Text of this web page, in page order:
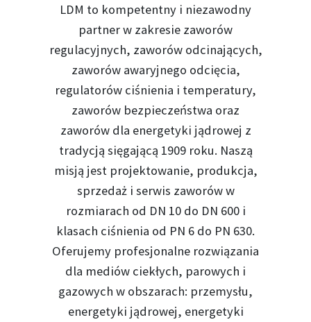
LDM to kompetentny i niezawodny
partner w zakresie zaworów
regulacyjnych, zaworów odcinających,
zaworów awaryjnego odcięcia,
regulatorów ciśnienia i temperatury,
zaworów bezpieczeństwa oraz
zaworów dla energetyki jądrowej z
tradycją sięgającą 1909 roku. Naszą
misją jest projektowanie, produkcja,
sprzedaż i serwis zaworów w
rozmiarach od DN 10 do DN 600 i
klasach ciśnienia od PN 6 do PN 630.
Oferujemy profesjonalne rozwiązania
dla mediów ciekłych, parowych i
gazowych w obszarach: przemysłu,
energetyki jądrowej, energetyki